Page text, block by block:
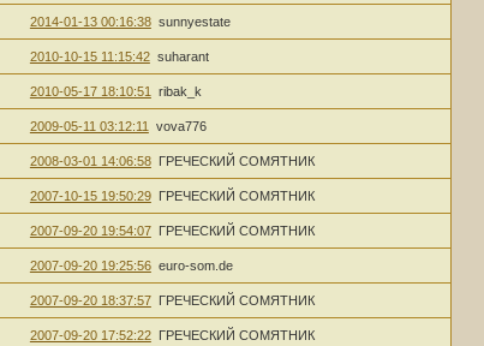
2014-01-13 00:16:38 sunnyestate
2010-10-15 11:15:42 suharant
2010-05-17 18:10:51 ribak_k
2009-05-11 03:12:11 vova776
2008-03-01 14:06:58 ГРЕЧЕСКИЙ СОМЯТНИК
2007-10-15 19:50:29 ГРЕЧЕСКИЙ СОМЯТНИК
2007-09-20 19:54:07 ГРЕЧЕСКИЙ СОМЯТНИК
2007-09-20 19:25:56 euro-som.de
2007-09-20 18:37:57 ГРЕЧЕСКИЙ СОМЯТНИК
2007-09-20 17:52:22 ГРЕЧЕСКИЙ СОМЯТНИК